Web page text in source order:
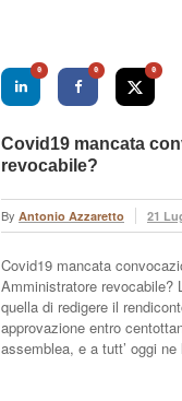
0 0 0
Covid19 mancata
revocabile?
By Antonio Azzaretto 21
Covid19 mancata
Amministratore revocabile?
quella di redigere il
approvazione entro
assemblea, e a tutt’ oggi